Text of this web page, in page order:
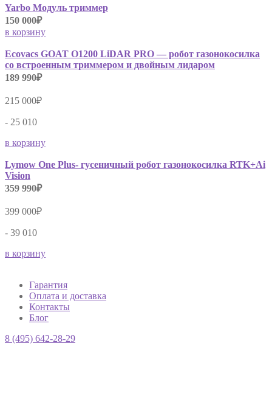
Yarbo Модуль триммер
150 000₽
в корзину
Ecovacs GOAT O1200 LiDAR PRO — робот газонокосилка
со встроенным триммером и двойным лидаром
189 990₽
215 000₽
- 25 010
в корзину
Lymow One Plus- гусеничный робот газонокосилка RTK+Ai
Vision
359 990₽
399 000₽
- 39 010
в корзину
Гарантия
Оплата и доставка
Контакты
Блог
8 (495) 642-28-29